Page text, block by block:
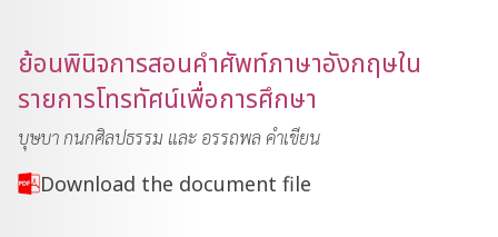
ย้อนพินิจการสอนคำศัพท์ภาษาอังกฤษใน
รายการโทรทัศน์เพื่อการศึกษา
บุษบา กนกศิลปธรรม และ อรรถพล คำเขียน
Download the document file